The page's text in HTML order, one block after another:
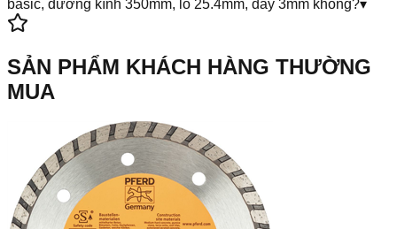
basic, đường kính 350mm, lỗ 25.4mm, dày 3mm không?▾
SẢN PHẨM KHÁCH HÀNG THƯỜNG
MUA